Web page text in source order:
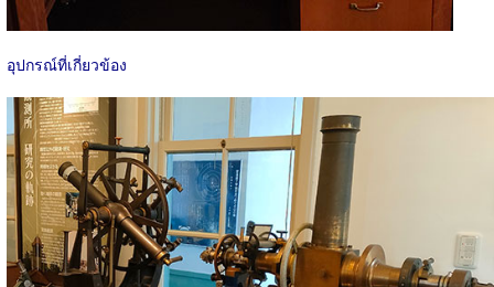
อุปกรณ์ที่เกี่ยวข้อง